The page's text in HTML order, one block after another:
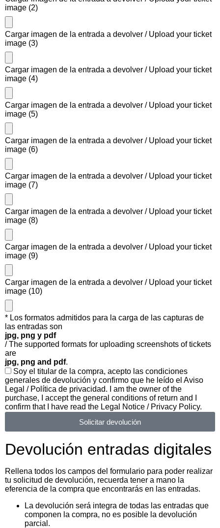
image (2)
Cargar imagen de la entrada a devolver / Upload your ticket
image (3)
Cargar imagen de la entrada a devolver / Upload your ticket
image (4)
Cargar imagen de la entrada a devolver / Upload your ticket
image (5)
Cargar imagen de la entrada a devolver / Upload your ticket
image (6)
Cargar imagen de la entrada a devolver / Upload your ticket
image (7)
Cargar imagen de la entrada a devolver / Upload your ticket
image (8)
Cargar imagen de la entrada a devolver / Upload your ticket
image (9)
Cargar imagen de la entrada a devolver / Upload your ticket
image (10)
* Los formatos admitidos para la carga de las capturas de
las entradas son
jpg, png y pdf
/ The supported formats for uploading screenshots of tickets
are
jpg, png and pdf.
Soy el titular de la compra, acepto las condiciones
generales de devolución y confirmo que he leído el Aviso
Legal / Política de privacidad. I am the owner of the
purchase, I accept the general conditions of return and I
confirm that I have read the Legal Notice / Privacy Policy.
Solicitar devolución
Devolución entradas digitales
Rellena todos los campos del formulario para poder realizar
tu solicitud de devolución, recuerda tener a mano la
eferencia de la compra que encontrarás en las entradas.
La devolución será integra de todas las entradas que
componen la compra, no es posible la devolución
parcial.